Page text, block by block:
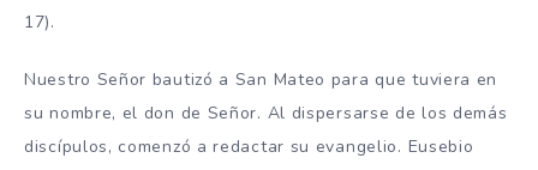
17).
Nuestro Señor bautizó a San Mateo para que tuviera en
su nombre, el don de Señor. Al dispersarse de los demás
discípulos, comenzó a redactar su evangelio. Eusebio